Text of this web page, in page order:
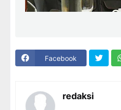
Facebook
redaksi